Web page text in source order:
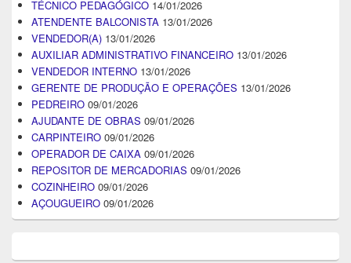
TÉCNICO PEDAGÓGICO 14/01/2026
ATENDENTE BALCONISTA 13/01/2026
VENDEDOR(A) 13/01/2026
AUXILIAR ADMINISTRATIVO FINANCEIRO 13/01/2026
VENDEDOR INTERNO 13/01/2026
GERENTE DE PRODUÇÃO E OPERAÇÕES 13/01/2026
PEDREIRO 09/01/2026
AJUDANTE DE OBRAS 09/01/2026
CARPINTEIRO 09/01/2026
OPERADOR DE CAIXA 09/01/2026
REPOSITOR DE MERCADORIAS 09/01/2026
COZINHEIRO 09/01/2026
AÇOUGUEIRO 09/01/2026